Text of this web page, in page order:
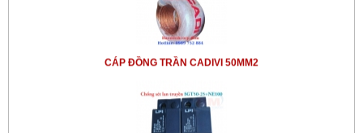
CÁP ĐỒNG TRẦN CADIVI 50MM2